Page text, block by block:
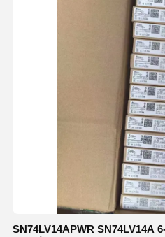
SN74LV14APWR SN74LV14A